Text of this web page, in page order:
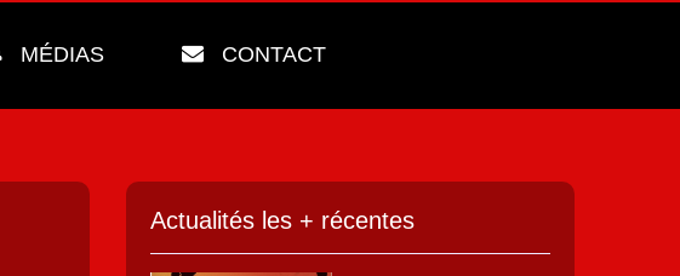
MÉDIAS CONTACT
Actualités les + récentes